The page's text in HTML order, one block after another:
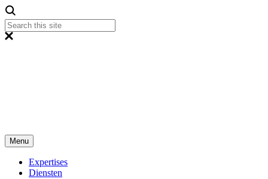
Menu
Expertises
Diensten